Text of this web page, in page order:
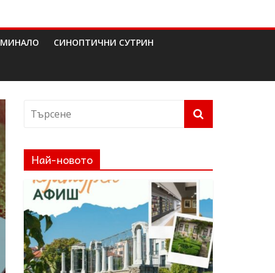
МИНАЛО СИНОПТИЧНИ СУТРИН
Най-новото